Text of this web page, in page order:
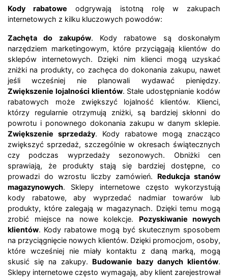
Kody rabatowe odgrywają istotną rolę w zakupach
internetowych z kilku kluczowych powodów:
Zachęta do zakupów. Kody rabatowe są doskonałym
narzędziem marketingowym, które przyciągają klientów do
sklepów internetowych. Dzięki nim klienci mogą uzyskać
zniżki na produkty, co zachęca do dokonania zakupu, nawet
jeśli wcześniej nie planowali wydawać pieniędzy.
Zwiększenie lojalności klientów. Stałe udostępnianie kodów
rabatowych może zwiększyć lojalność klientów. Klienci,
którzy regularnie otrzymują zniżki, są bardziej skłonni do
powrotu i ponownego dokonania zakupu w danym sklepie.
Zwiększenie sprzedaży. Kody rabatowe mogą znacząco
zwiększyć sprzedaż, szczególnie w okresach świątecznych
czy podczas wyprzedaży sezonowych. Obniżki cen
sprawiają, że produkty stają się bardziej dostępne, co
prowadzi do wzrostu liczby zamówień. Redukcja stanów
magazynowych. Sklepy internetowe często wykorzystują
kody rabatowe, aby wyprzedać nadmiar towarów lub
produkty, które zalegają w magazynach. Dzięki temu mogą
zrobić miejsce na nowe kolekcje. Pozyskiwanie nowych
klientów. Kody rabatowe mogą być skutecznym sposobem
na przyciągnięcie nowych klientów. Dzięki promocjom, osoby,
które wcześniej nie miały kontaktu z daną marką, mogą
skusić się na zakupy. Budowanie bazy danych klientów.
Sklepy internetowe często wymagają, aby klient zarejestrował